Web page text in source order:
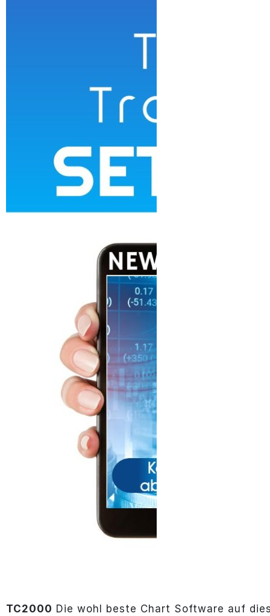
TC2000 Die wohl beste Chart Software auf